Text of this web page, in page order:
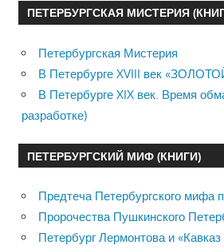
ПЕТЕРБУРГСКАЯ МИСТЕРИЯ
Петербургская Мистерия
В Петербурге XVIII век
В Петербурге XIX век. Время
разработке)
ПЕТЕРБУРГСКИЙ МИФ (КНИГИ)
Предтеча Петербургского мифа
Пророчества Пушкинского
Петербург Лермонтова и